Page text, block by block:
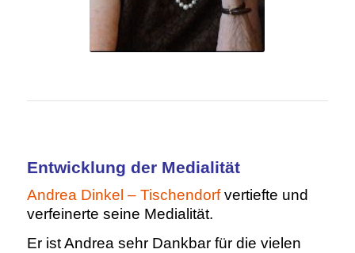
Entwicklung der Medialität
Andrea Dinkel – Tischendorfvertiefte und
verfeinerte seine Medialität.
Er ist Andrea sehr Dankbar für die vielen